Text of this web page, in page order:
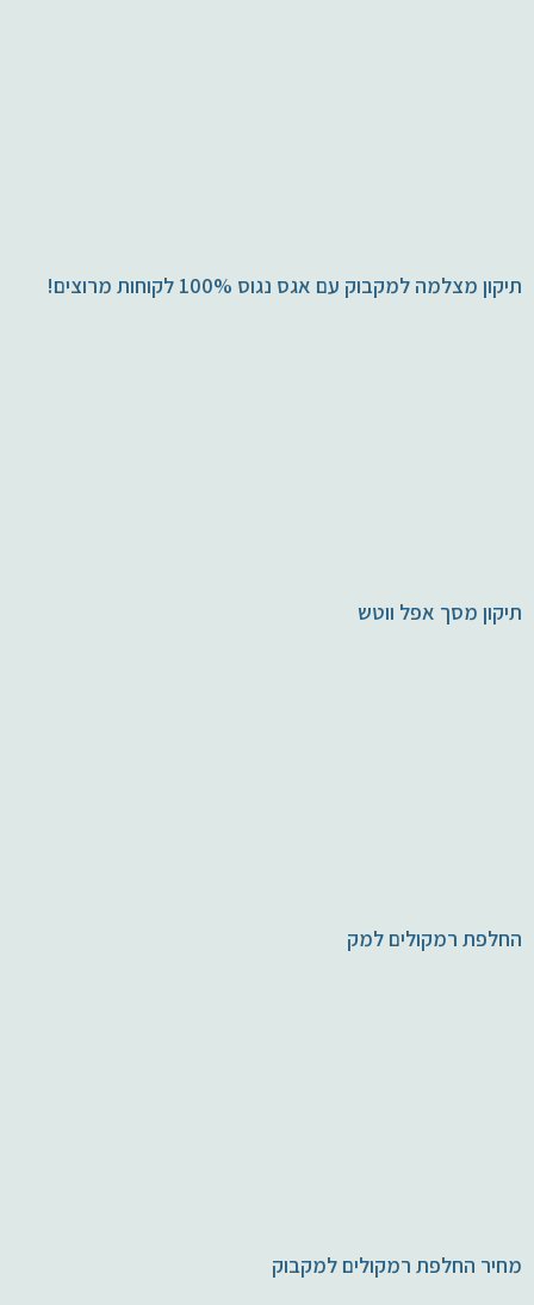
תיקון מצלמה למקבוק עם אגס נגוס 100% לקוחות מרוצים!
תיקון מסך אפל ווטש
החלפת רמקולים למק
מחיר החלפת רמקולים למקבוק